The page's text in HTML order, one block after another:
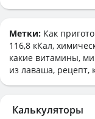
Метки: Как
116,8 кКал,
какие витамины,
из лаваша, рецепт,
Калькуляторы